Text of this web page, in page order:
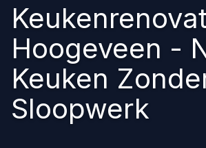
Hoogeveen -
Keuken
Sloopwerk